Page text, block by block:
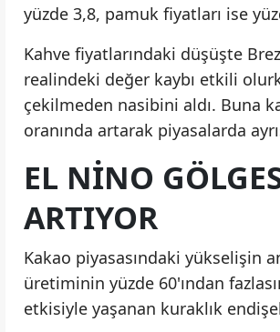
yüzde 3,8, pamuk fiyatları ise
Kahve fiyatlarındaki düşüşte
realindeki değer kaybı etkili
çekilmeden nasibini aldı. Buna
oranında artarak piyasalarda
EL NINO
ARTIYOR
Kakao piyasasındaki yükselişin
üretiminin yüzde 60'ından
etkisiyle yaşanan kuraklık